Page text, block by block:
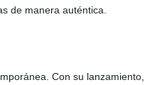
de manera auténtica.
Con su lanzamiento,